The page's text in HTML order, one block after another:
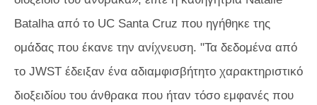
Batalha από το UC Santa Cruz που ηγήθηκε της
ομάδας που έκανε την ανίχνευση. "Τα δεδομένα από
το JWST έδειξαν ένα αδιαμφισβήτητο χαρακτηριστικό
διοξειδίου του άνθρακα που ήταν τόσο εμφανές που